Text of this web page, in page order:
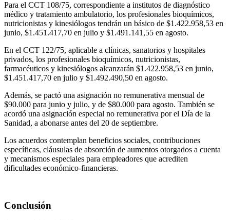
Para el CCT 108/75, correspondiente a institutos de diagnóstico
médico y tratamiento ambulatorio, los profesionales bioquímicos,
nutricionistas y kinesiólogos tendrán un básico de $1.422.958,53 en
junio, $1.451.417,70 en julio y $1.491.141,55 en agosto.
En el CCT 122/75, aplicable a clínicas, sanatorios y hospitales
privados, los profesionales bioquímicos, nutricionistas,
farmacéuticos y kinesiólogos alcanzarán $1.422.958,53 en junio,
$1.451.417,70 en julio y $1.492.490,50 en agosto.
Además, se pactó una asignación no remunerativa mensual de
$90.000 para junio y julio, y de $80.000 para agosto. También se
acordó una asignación especial no remunerativa por el Día de la
Sanidad, a abonarse antes del 20 de septiembre.
Los acuerdos contemplan beneficios sociales, contribuciones
específicas, cláusulas de absorción de aumentos otorgados a cuenta
y mecanismos especiales para empleadores que acrediten
dificultades económico-financieras.
Conclusión